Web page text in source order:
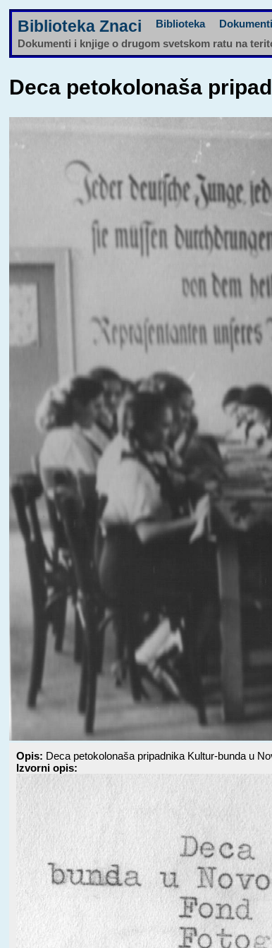
Biblioteka Znaci Biblioteka Dokumenti
Dokumenti i knjige o drugom svetskom ratu na
Deca petokolonaša
Opis: Deca petokolonaša pripadnika Kultur-bunda u
Izvorni opis: